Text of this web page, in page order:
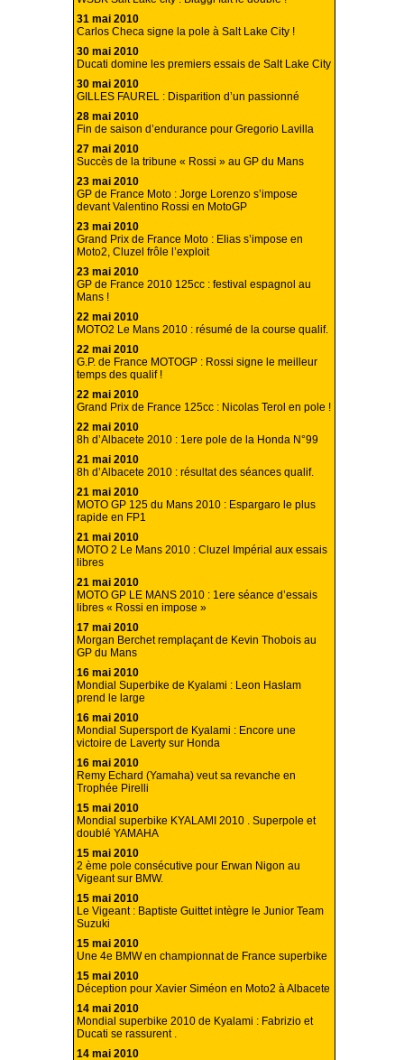
31 mai 2010
Carlos Checa signe la pole à Salt Lake City !
30 mai 2010
Ducati domine les premiers essais de Salt Lake City
30 mai 2010
GILLES FAUREL : Disparition d’un passionné
28 mai 2010
Fin de saison d’endurance pour Gregorio Lavilla
27 mai 2010
Succès de la tribune « Rossi » au GP du Mans
23 mai 2010
GP de France Moto : Jorge Lorenzo s’impose
devant Valentino Rossi en MotoGP
23 mai 2010
Grand Prix de France Moto : Elias s’impose en
Moto2, Cluzel frôle l’exploit
23 mai 2010
GP de France 2010 125cc : festival espagnol au
Mans !
22 mai 2010
MOTO2 Le Mans 2010 : résumé de la course qualif.
22 mai 2010
G.P. de France MOTOGP : Rossi signe le meilleur
temps des qualif !
22 mai 2010
Grand Prix de France 125cc : Nicolas Terol en pole !
22 mai 2010
8h d’Albacete 2010 : 1ere pole de la Honda N°99
21 mai 2010
8h d’Albacete 2010 : résultat des séances qualif.
21 mai 2010
MOTO GP 125 du Mans 2010 : Espargaro le plus
rapide en FP1
21 mai 2010
MOTO 2 Le Mans 2010 : Cluzel Impérial aux essais
libres
21 mai 2010
MOTO GP LE MANS 2010 : 1ere séance d’essais
libres « Rossi en impose »
17 mai 2010
Morgan Berchet remplaçant de Kevin Thobois au
GP du Mans
16 mai 2010
Mondial Superbike de Kyalami : Leon Haslam
prend le large
16 mai 2010
Mondial Supersport de Kyalami : Encore une
victoire de Laverty sur Honda
16 mai 2010
Remy Echard (Yamaha) veut sa revanche en
Trophée Pirelli
15 mai 2010
Mondial superbike KYALAMI 2010 . Superpole et
doublé YAMAHA
15 mai 2010
2 ème pole consécutive pour Erwan Nigon au
Vigeant sur BMW.
15 mai 2010
Le Vigeant : Baptiste Guittet intègre le Junior Team
Suzuki
15 mai 2010
Une 4e BMW en championnat de France superbike
15 mai 2010
Déception pour Xavier Siméon en Moto2 à Albacete
14 mai 2010
Mondial superbike 2010 de Kyalami : Fabrizio et
Ducati se rassurent .
14 mai 2010